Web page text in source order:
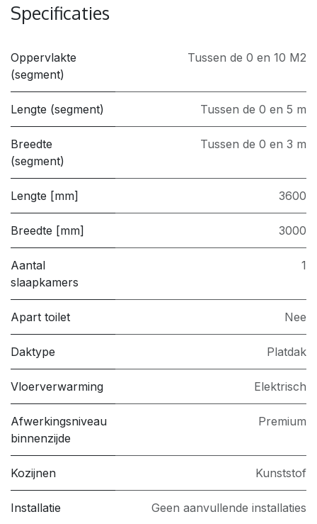
Specificaties
Oppervlakte
(segment)
Tussen de 0 en 10 M2
Lengte (segment) Tussen de 0 en 5 m
Breedte
(segment)
Tussen de 0 en 3 m
Lengte [mm] 3600
Breedte [mm] 3000
Aantal
slaapkamers
1
Apart toilet Nee
Daktype Platdak
Vloerverwarming Elektrisch
Afwerkingsniveau
binnenzijde
Premium
Kozijnen Kunststof
Installatie Geen aanvullende installaties